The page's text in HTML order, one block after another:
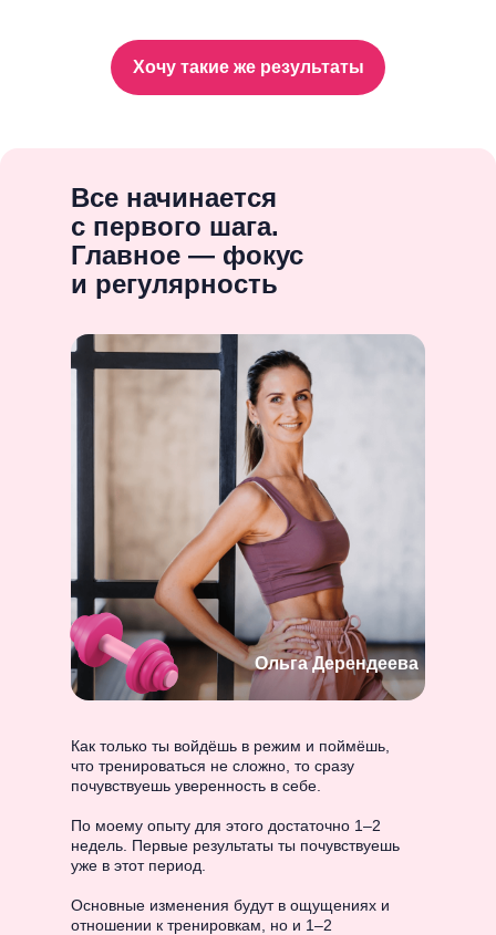
Хочу такие же результаты
Все начинается
с первого шага.
Главное — фокус
и регулярность
Как только ты войдёшь в режим и поймёшь,
что тренироваться не сложно, то сразу
почувствуешь уверенность в себе.
По моему опыту для этого достаточно 1–2
недель. Первые результаты ты почувствуешь
уже в этот период.
Основные изменения будут в ощущениях и
отношении к тренировкам, но и 1–2
Ольга Дерендеева